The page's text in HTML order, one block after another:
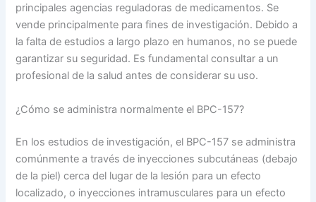
principales agencias reguladoras de medicamentos. Se
vende principalmente para fines de investigación. Debido a
la falta de estudios a largo plazo en humanos, no se puede
garantizar su seguridad. Es fundamental consultar a un
profesional de la salud antes de considerar su uso.
¿Cómo se administra normalmente el BPC-157?
En los estudios de investigación, el BPC-157 se administra
comúnmente a través de inyecciones subcutáneas (debajo
de la piel) cerca del lugar de la lesión para un efecto
localizado, o inyecciones intramusculares para un efecto